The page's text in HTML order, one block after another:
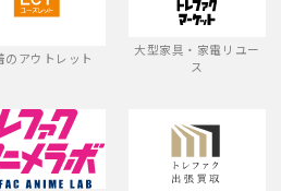
のアウトレット
大型家具・家電リユー
ス